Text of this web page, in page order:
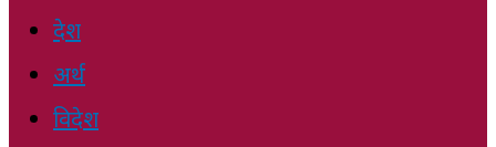
देश
अर्थ
विदेश